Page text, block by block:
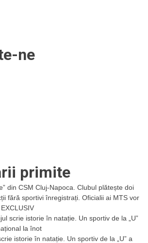
ne
primite
din CSM Cluj-Napoca. Clubul plătește doi
fără sportivi înregistrați. Oficialii ai MTS vor
scrie istorie în natație. Un sportiv de la „U”
la înot
istorie în natație. Un sportiv de la „U” a